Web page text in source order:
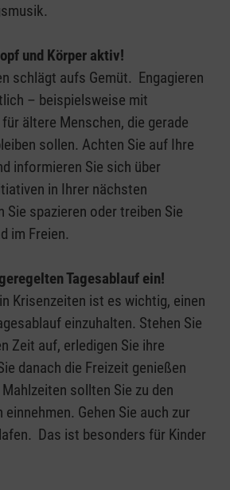
und Körper aktiv!
schlägt aufs Gemüt. Engagieren
– beispielsweise mit
ältere Menschen, die gerade
sollen. Achten Sie auf Ihre
informieren Sie sich über
in Ihrer nächsten
Sie spazieren oder treiben Sie
im Freien.
Tagesablauf ein!
Krisenzeiten ist es wichtig, einen
einzuhalten. Stehen Sie
Zeit auf, erledigen Sie ihre
danach die Freizeit genießen
sollten Sie zu den
Gehen Sie auch zur
Das ist besonders für Kinder